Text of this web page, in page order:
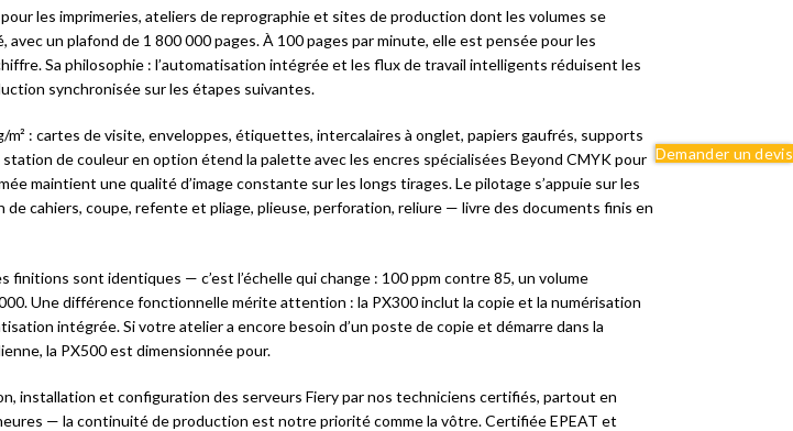
Demander un devis
les imprimeries, ateliers de reprographie et sites de production dont les volumes se
un plafond de 1 800 000 pages. À 100 pages par minute, elle est pensée pour les
Sa philosophie : l’automatisation intégrée et les flux de travail intelligents réduisent les
synchronisée sur les étapes suivantes.
: cartes de visite, enveloppes, étiquettes, intercalaires à onglet, papiers gaufrés, supports
de couleur en option étend la palette avec les encres spécialisées Beyond CMYK pour
maintient une qualité d’image constante sur les longs tirages. Le pilotage s’appuie sur les
de cahiers, coupe, refente et pliage, plieuse, perforation, reliure — livre des documents finis en
finitions sont identiques — c’est l’échelle qui change : 100 ppm contre 85, un volume
Une différence fonctionnelle mérite attention : la PX300 inclut la copie et la numérisation
intégrée. Si votre atelier a encore besoin d’un poste de copie et démarre dans la
la PX500 est dimensionnée pour.
installation et configuration des serveurs Fiery par nos techniciens certifiés, partout en
— la continuité de production est notre priorité comme la vôtre. Certifiée EPEAT et